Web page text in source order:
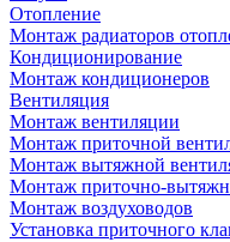
Отопление
Монтаж радиаторов
Кондиционирование
Монтаж кондиционеров
Вентиляция
Монтаж вентиляции
Монтаж приточной
Монтаж вытяжной
Монтаж приточно-
Монтаж воздуховодов
Установка приточного